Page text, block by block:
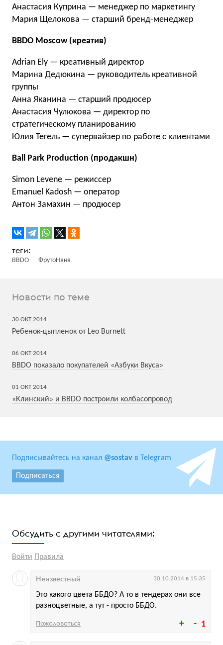
Анастасия Куприна — менеджер по маркетингу
Мария Щелокова — старший бренд-менеджер
BBDO Moscow (креатив)
Adrian Ely — креативный директор
Марина Дедюкина — руководитель креативной
группы
Анна Яканина — старший продюсер
Анастасия Чулюкова — директор по
стратегическому планированию
Юлия Тегель — супервайзер по работе с клиентами
Ball Park Production (продакшн)
Simon Levene — режиссер
Emanuel Kadosh — оператор
Антон Замахин — продюсер
BBDO ФрутоНяня
Новости по теме
30 ОКТ 2014
Ребенок-цыпленок от Leo Burnett
06 ОКТ 2014
BBDO показало покупателей «Азбуки Вкуса»
01 ОКТ 2014
«Клинский» и BBDO построили колбасопровод
Подписывайтесь на канал @sostav в Telegram
Подписаться
Обсудить с другими читателями:
Войти Правила
1
Это какого цвета ББДО? А то в тендерах они все
разноцветные, а тут - просто ББДО.
Неизвестный 30.10.2014 в 15:35
Пожаловаться